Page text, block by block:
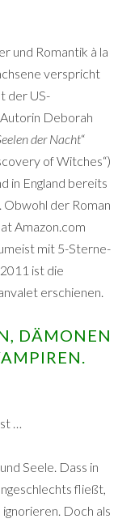
und Romantik à la
verspricht
der US-
Deborah
der Nacht“
of Witches“)
in England bereits
Obwohl der Roman
Amazon.com
mit 5-Sterne-
ist die
erschienen.
DÄMONEN
…
Seele. Dass in
fließt,
Doch als